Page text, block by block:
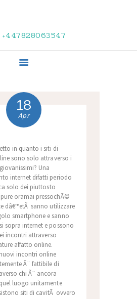
+447828063547
US
18
Apr
in quanto i siti di
sono solo attraverso i
Una
internet difatti periodo
solo dei piuttosto
oramai pressochÃ©
dâ€™etÃ sanno utilizzare
smartphone e sanno
sopra internet e possono
incontri attraverso
affatto online.
incontri online
Ã¨ fattibile di
chi Ã¨ ancora
luogo unitamente
siti di cavitÃ ovvero